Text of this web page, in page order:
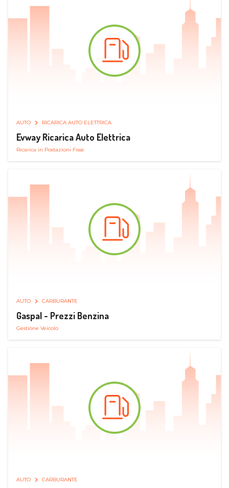
AUTO RICARICA AUTO ELETTRICA
Evway Ricarica Auto Elettrica
Ricarica in Postazioni Fisse
AUTO CARBURANTE
Gaspal - Prezzi Benzina
Gestione Veicolo
AUTO CARBURANTE